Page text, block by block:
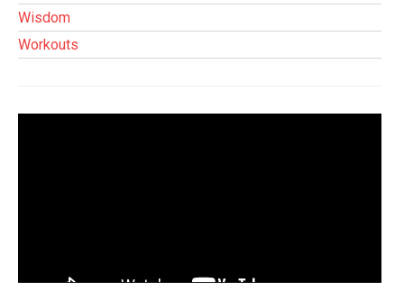
Wisdom
Workouts